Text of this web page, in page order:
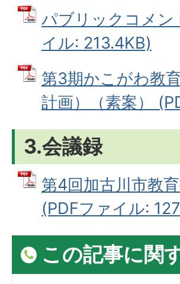
パブリックコメン
イル: 213.4KB)
第3期かこがわ教
計画）（素案）
3.会議録
第4回加古川市教
(PDFファイル:
この記事に関